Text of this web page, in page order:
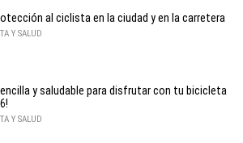
al ciclista en la ciudad y en la carretera
Y SALUD
y saludable para disfrutar con tu bicicleta
Y SALUD